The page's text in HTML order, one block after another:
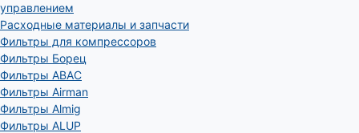
управлением
Расходные материалы и запчасти
Фильтры для компрессоров
Фильтры Борец
Фильтры ABAC
Фильтры Airman
Фильтры Almig
Фильтры ALUP